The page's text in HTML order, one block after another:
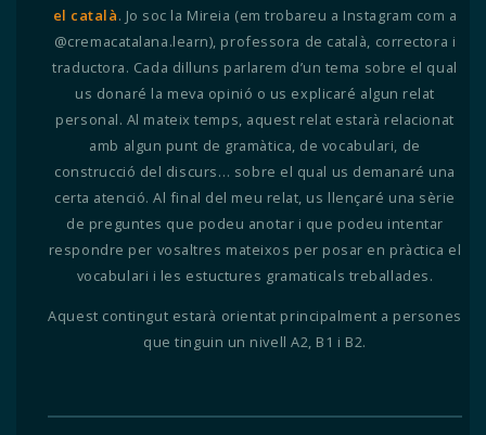
el català. Jo soc la Mireia (em trobareu a Instagram com a
@cremacatalana.learn), professora de català, correctora i
traductora. Cada dilluns parlarem d’un tema sobre el qual
us donaré la meva opinió o us explicaré algun relat
personal. Al mateix temps, aquest relat estarà relacionat
amb algun punt de gramàtica, de vocabulari, de
construcció del discurs… sobre el qual us demanaré una
certa atenció. Al final del meu relat, us llençaré una sèrie
de preguntes que podeu anotar i que podeu intentar
respondre per vosaltres mateixos per posar en pràctica el
vocabulari i les estuctures gramaticals treballades.
Aquest contingut estarà orientat principalment a persones
que tinguin un nivell A2, B1 i B2.